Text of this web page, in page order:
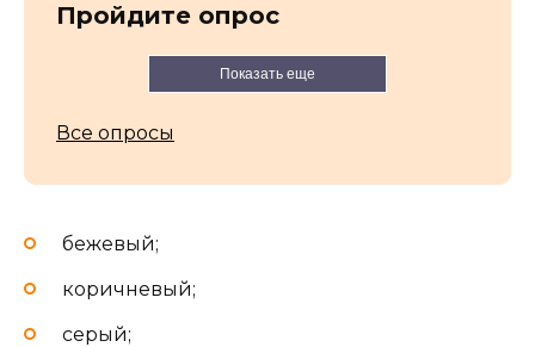
Пройдите опрос
Показать еще
Все опросы
бежевый;
коричневый;
серый;